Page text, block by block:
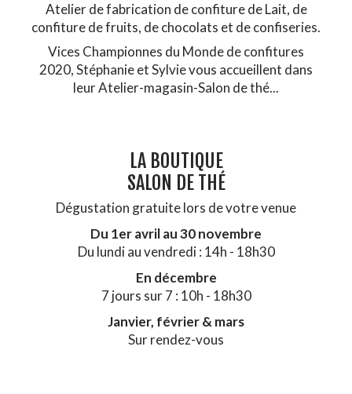
Atelier de fabrication de confiture de Lait, de
confiture de fruits, de chocolats et de confiseries.
Vices Championnes du Monde de confitures
2020, Stéphanie et Sylvie vous accueillent dans
leur Atelier-magasin-Salon de thé...
LA BOUTIQUE
SALON DE THÉ
Dégustation gratuite lors de votre venue
Du 1er avril au 30 novembre
Du lundi au vendredi : 14h - 18h30
En décembre
7 jours sur 7 : 10h - 18h30
Janvier, février & mars
Sur rendez-vous